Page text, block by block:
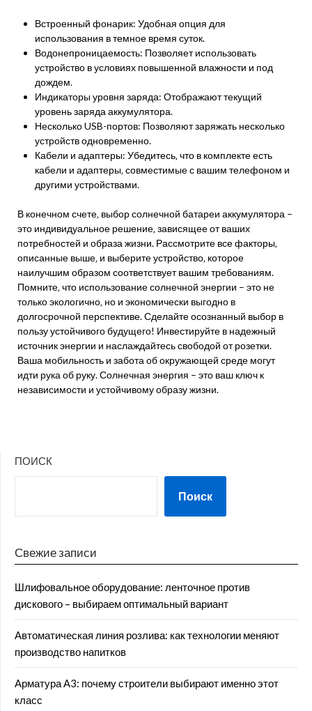
Встроенный фонарик: Удобная опция для
использования в темное время суток.
Водонепроницаемость: Позволяет использовать
устройство в условиях повышенной влажности и под
дождем.
Индикаторы уровня заряда: Отображают текущий
уровень заряда аккумулятора.
Несколько USB-портов: Позволяют заряжать несколько
устройств одновременно.
Кабели и адаптеры: Убедитесь‚ что в комплекте есть
кабели и адаптеры‚ совместимые с вашим телефоном и
другими устройствами.
В конечном счете‚ выбор солнечной батареи аккумулятора –
это индивидуальное решение‚ зависящее от ваших
потребностей и образа жизни. Рассмотрите все факторы‚
описанные выше‚ и выберите устройство‚ которое
наилучшим образом соответствует вашим требованиям.
Помните‚ что использование солнечной энергии – это не
только экологично‚ но и экономически выгодно в
долгосрочной перспективе. Сделайте осознанный выбор в
пользу устойчивого будущего! Инвестируйте в надежный
источник энергии и наслаждайтесь свободой от розетки.
Ваша мобильность и забота об окружающей среде могут
идти рука об руку. Солнечная энергия – это ваш ключ к
независимости и устойчивому образу жизни.
ПОИСК
Поиск
Свежие записи
Шлифовальное оборудование: ленточное против
дискового – выбираем оптимальный вариант
Автоматическая линия розлива: как технологии меняют
производство напитков
Арматура А3: почему строители выбирают именно этот
класс